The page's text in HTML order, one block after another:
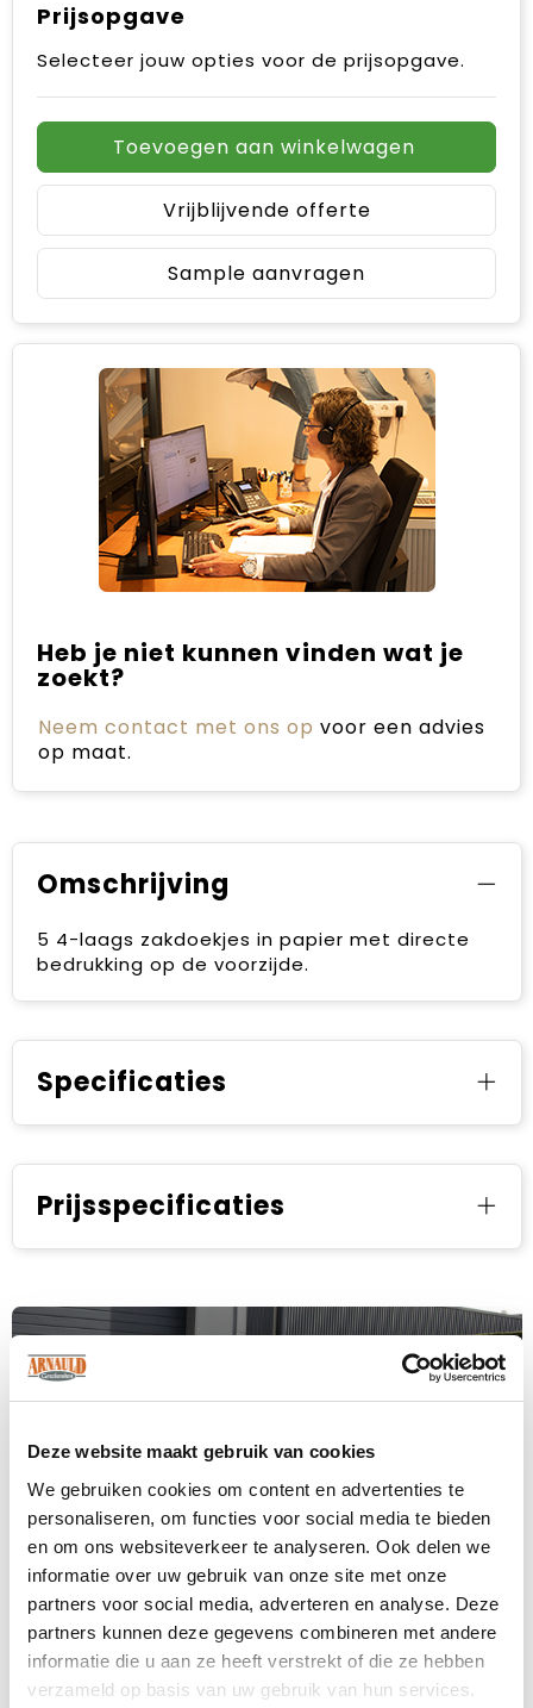
Deze website maakt gebruik van cookies
We gebruiken cookies om content en advertenties te
personaliseren, om functies voor social media te bieden
en om ons websiteverkeer te analyseren. Ook delen we
informatie over uw gebruik van onze site met onze
partners voor social media, adverteren en analyse. Deze
partners kunnen deze gegevens combineren met andere
informatie die u aan ze heeft verstrekt of die ze hebben
verzameld op basis van uw gebruik van hun services.
Prijsopgave
Selecteer jouw opties voor de prijsopgave.
Toevoegen aan winkelwagen
Vrijblijvende offerte
Sample aanvragen
Heb je niet kunnen vinden wat je
zoekt?
Neem contact met ons op voor een advies
op maat.
Omschrijving
5 4-laags zakdoekjes in papier met directe
bedrukking op de voorzijde.
Specificaties
Prijsspecificaties
Levertijden in overleg